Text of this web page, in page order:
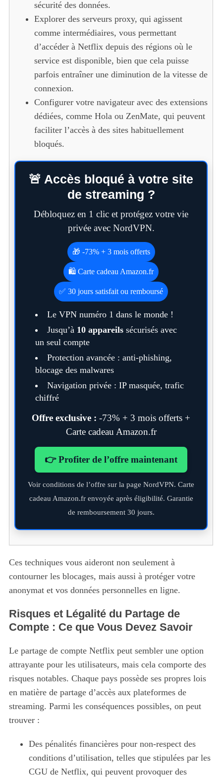
sécurité des données.
Explorer des serveurs proxy, qui agissent
comme intermédiaires, vous permettant
d’accéder à Netflix depuis des régions où le
service est disponible, bien que cela puisse
parfois entraîner une diminution de la vitesse de
connexion.
Configurer votre navigateur avec des extensions
dédiées, comme Hola ou ZenMate, qui peuvent
faciliter l’accès à des sites habituellement
bloqués.
🚨 Accès bloqué à votre site
de streaming ?
Débloquez en 1 clic et protégez votre vie
privée avec NordVPN.
🎁 -73% + 3 mois offerts
🛍️ Carte cadeau Amazon.fr
✅ 30 jours satisfait ou remboursé
Le VPN numéro 1 dans le monde !
Jusqu’à 10 appareilssécurisés avec
un seul compte
Protection avancée : anti-phishing,
blocage des malwares
Navigation privée : IP masquée, trafic
chiffré
Offre exclusive : -73% + 3 mois offerts +
Carte cadeau Amazon.fr
👉 Profiter de l’offre maintenant
Voir conditions de l’offre sur la page NordVPN. Carte
cadeau Amazon.fr envoyée après éligibilité. Garantie
de remboursement 30 jours.
Ces techniques vous aideront non seulement à
contourner les blocages, mais aussi à protéger votre
anonymat et vos données personnelles en ligne.
Risques et Légalité du Partage de
Compte : Ce que Vous Devez Savoir
Le partage de compte Netflix peut sembler une option
attrayante pour les utilisateurs, mais cela comporte des
risques notables. Chaque pays possède ses propres lois
en matière de partage d’accès aux plateformes de
streaming. Parmi les conséquences possibles, on peut
trouver :
Des pénalités financières pour non-respect des
conditions d’utilisation, telles que stipulées par les
CGU de Netflix, qui peuvent provoquer des